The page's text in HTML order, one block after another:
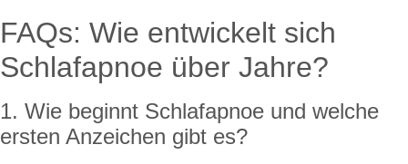
FAQs: Wie entwickelt sich
Schlafapnoe über Jahre?
1. Wie beginnt Schlafapnoe und welche
ersten Anzeichen gibt es?